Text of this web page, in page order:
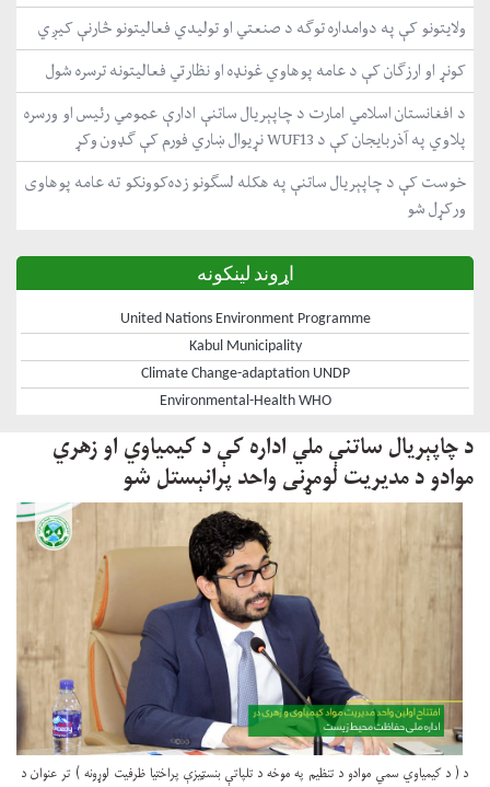
ولایتونو کې په دوامداره توګه د صنعتي او تولیدي فعالیتونو څارنې کیږي
کونړ او ارزګان کې د عامه پوهاوي غونډه او نظارتي فعالیتونه ترسره شول
د افغانستان اسلامي امارت د چاپېریال ساتنې ادارې عمومي رئیس او ورسره
پلاوي په آذربایجان کې د WUF13 نړیوال ښاري فورم کې ګډون وکړ
خوست کې د چاپېریال ساتنې په هکله لسګونو زده‌کوونکو ته عامه پوهاوی
ورکړل شو
اړوند لینکونه
United Nations Environment Programme
Kabul Municipality
Climate Change-adaptation UNDP
Environmental-Health WHO
د چاپېريال ساتنې ملي اداره کې د کيمياوي او زهري
موادو د مديريت لومړنی واحد پرانېستل شو
د ( د کيمياوي سمي موادو د تنظيم په موخه د تلپاتې بنسټيزې پراختيا ظرفيت لوړونه ) تر عنوان د